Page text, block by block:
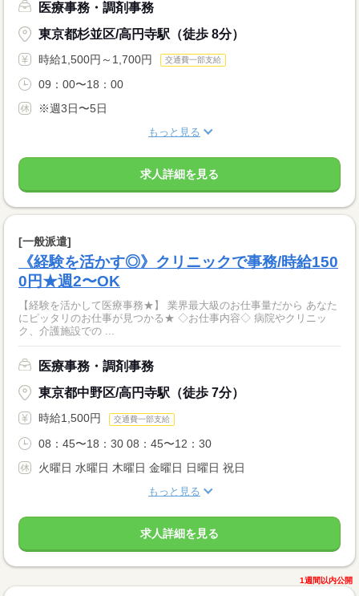
医療事務・調剤事務
東京都杉並区/高円寺駅（徒歩 8分）
時給1,500円～1,700円 交通費一部支給
09：00〜18：00
※週3日〜5日
もっと見る
求人詳細を見る
[一般派遣]
《経験を活かす◎》クリニックで事務/時給150
0円★週2〜OK
【経験を活かして医療事務★】 業界最大級のお仕事量だから あなた
にピッタリのお仕事が見つかる★ ◇お仕事内容◇ 病院やクリニッ
ク、介護施設での ...
医療事務・調剤事務
東京都中野区/高円寺駅（徒歩 7分）
時給1,500円 交通費一部支給
08：45〜18：30 08：45〜12：30
火曜日 水曜日 木曜日 金曜日 日曜日 祝日
もっと見る
求人詳細を見る
1週間以内公開